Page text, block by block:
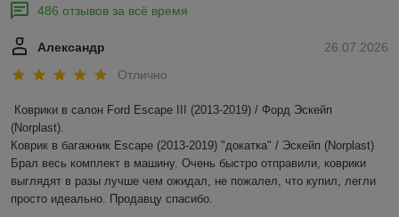
486 отзывов за всё время
26.07.2026
Александр
Отлично
Коврики в салон Ford Escape III (2013-2019) / Форд Эскейп
(Norplast).
Коврик в багажник Escape (2013-2019) "докатка" / Эскейп (Norplast)
Брал весь комплект в машину. Очень быстро отправили, коврики
выглядят в разы лучше чем ожидал, не пожалел, что купил, легли
просто идеально. Продавцу спасибо.